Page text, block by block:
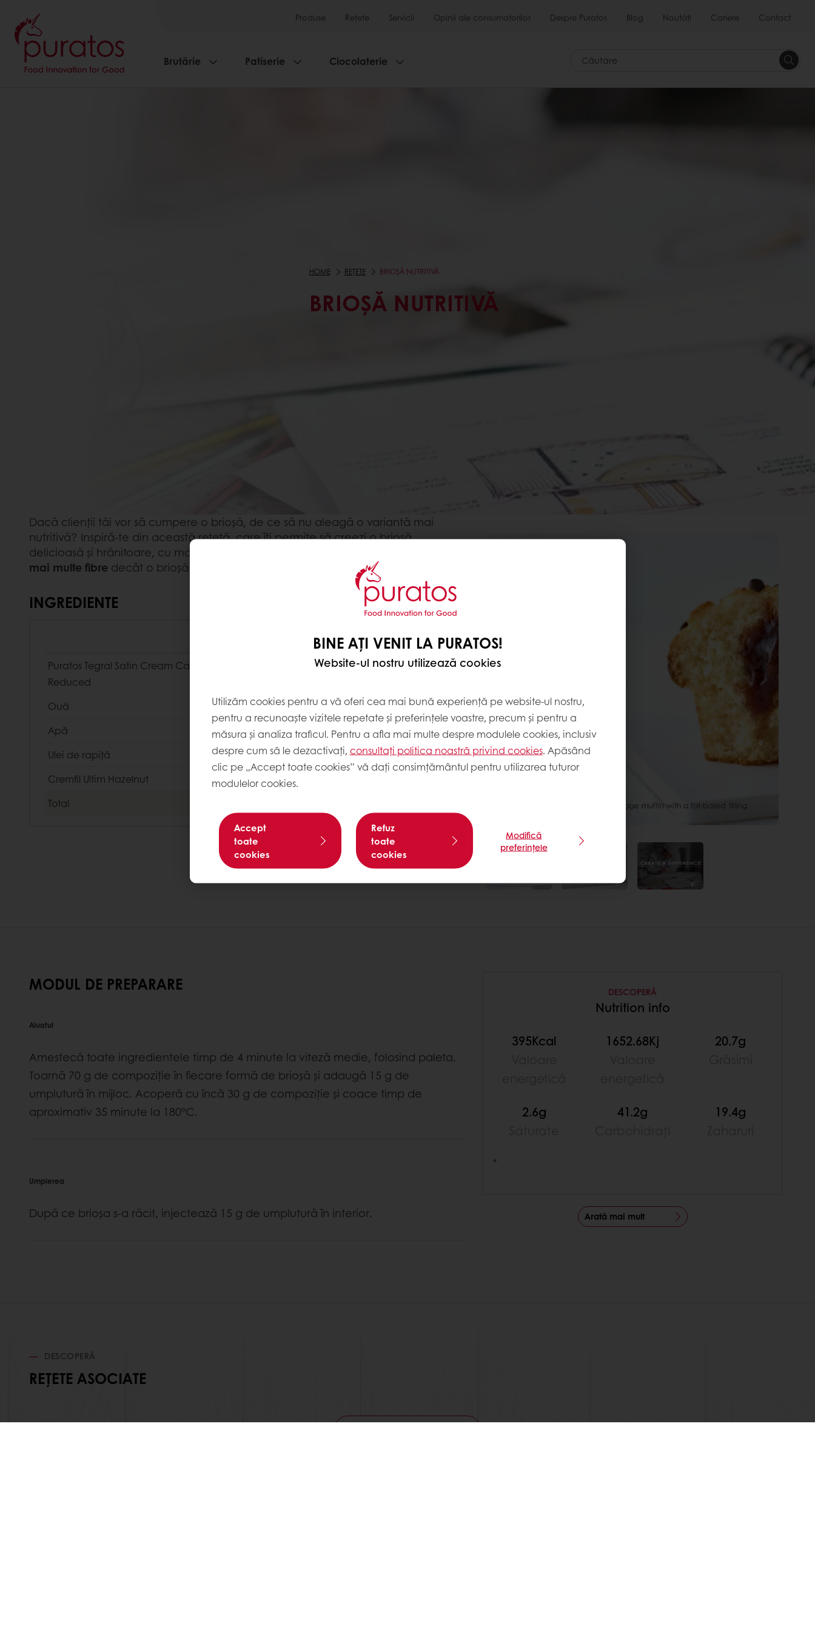
Produse Rețete Servicii Opinii ale consumatorilor Despre Puratos Blog Noutăți Cariere Contact
Brutărie Patiserie Ciocolaterie Căutare
HOME REȚETE BRIOȘĂ NUTRITIVĂ
BRIOȘĂ NUTRITIVĂ
Dacă clienții tăi vor să cumpere o brioșă, de ce să nu aleagă o variantă mai
nutritivă? Inspiră-te din această rețetă, care îți permite să creezi o brioșă
delicioasă și hrănitoare, cu mai puține calorii, cu
mai multe fibre decât o brioșă obișnuită de pe piață!
INGREDIENTE
Grams
Puratos Tegral Satin Cream Cake Sugar
Reduced
1000
Ouă
350
Apă
225
Ulei de rapiță
300
Cremfil Ultim Hazelnut
Total
MODUL DE PREPARARE
Aluatul
Amestecă toate ingredientele timp de 4 minute la viteză medie, folosind paleta.
Toarnă 70 g de compoziție în fiecare formă de brioșă și adaugă 15 g de
umplutură în mijloc. Acoperă cu încă 30 g de compoziție și coace timp de
aproximativ 35 minute la 180°C.
Umplerea
După ce brioșa s-a răcit, injectează 15 g de umplutură în interior.
DESCOPERĂ
Nutrition info
395Kcal
1652.68Kj
20.7g
2.6g
41.2g
19.4g
*
Arată mai mult
DESCOPERĂ
REȚETE ASOCIATE
BINE AȚI VENIT LA PURATOS!
Website-ul nostru utilizează cookies
Utilizăm cookies pentru a vă oferi cea mai bună experiență pe website-ul nostru,
pentru a recunoaște vizitele repetate și preferințele voastre, precum și pentru a
măsura și analiza traficul. Pentru a afla mai multe despre modulele cookies, inclusiv
despre cum să le dezactivați, consultați politica noastră privind cookies. Apăsând
clic pe „Accept toate cookies” vă dați consimțământul pentru utilizarea tuturor
modulelor cookies.
Accept
toate
cookies
Refuz
toate
cookies
Modifică
preferințele